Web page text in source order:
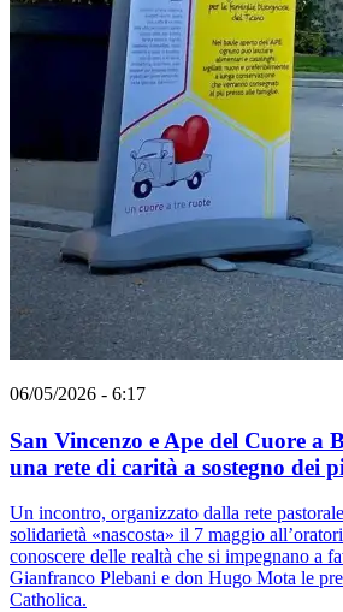
06/05/2026 - 6:17
San Vincenzo e Ape del Cuore a
una rete di carità a sostegno dei
Un incontro, organizzato dalla rete
solidarietà «nascosta» il 7 maggio
conoscere delle realtà che si impegnano a
Gianfranco Plebani e don Hugo Mota le
Catholica.